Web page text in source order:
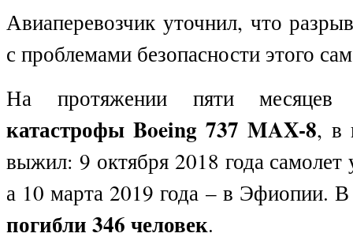
Авиаперевозчик уточнил, что
с проблемами безопасности этого
На протяжении пяти
катастрофы Boeing 737 MAX-8, в
выжил: 9 октября 2018 года
а 10 марта 2019 года – в Эфиопии.
погибли 346 человек.